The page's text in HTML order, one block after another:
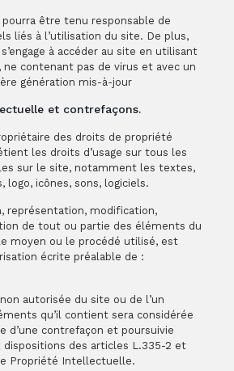
être tenu responsable de
liés à l’utilisation du site. De plus,
à accéder au site en utilisant
contenant pas de virus et avec un
génération mis-à-jour
et contrefaçons.
des droits de propriété
les droits d’usage sur tous les
sur le site, notamment les textes,
logo, icônes, sons, logiciels.
représentation, modification,
de tout ou partie des éléments du
moyen ou le procédé utilisé, est
écrite préalable de :
autorisée du site ou de l’un
qu’il contient sera considérée
d’une contrefaçon et poursuivie
des articles L.335-2 et
Propriété Intellectuelle.